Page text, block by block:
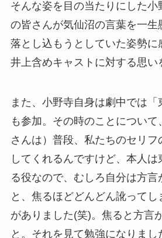
そんな姿を目の当たりにした小
の皆さんが気仙沼の言葉を一生
落とし込もうとしていた姿勢に
井上含めキャストに対する思い
また、小野寺自身は劇中では
も参加。その時のことについて
さんは）普段、私たちのセリフ
してくれるんですけど、本人
る役なので、むしろ自分は方言
と、焦るほどどんどん訛ってし
がありました(笑)。焦ると方言
と。それを見て勉強になりまし